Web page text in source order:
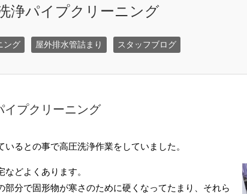
浄パイプクリーニング
ング 屋外排水管詰まり スタッフブログ
イプクリーニング
るとの事で高圧洗浄作業をしていました。
どよくあります。
分で固形物が寒さのために硬くなってたまり、それら